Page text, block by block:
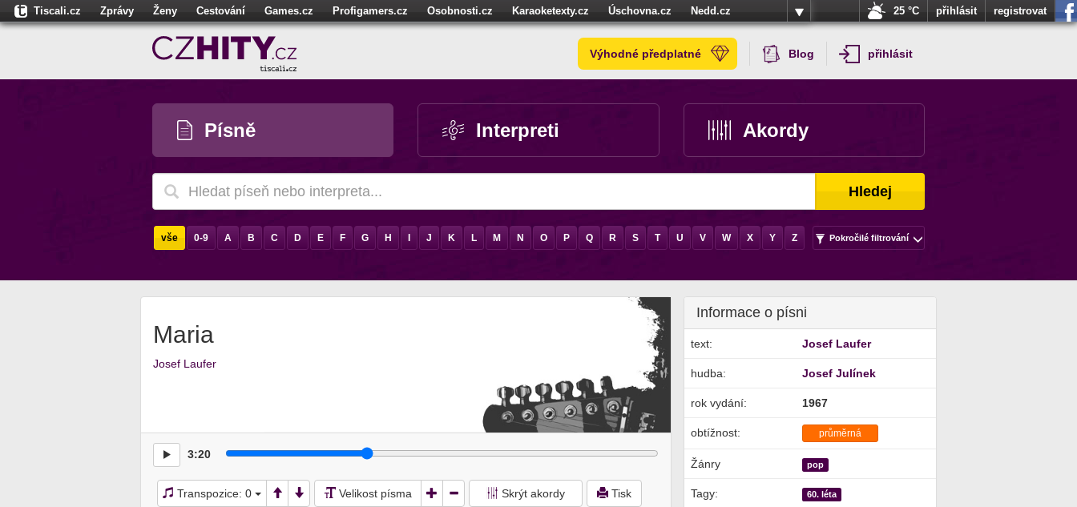
Tiscali.cz Zprávy Ženy Cestování Games.cz Profigamers.cz Osobnosti.cz Karaoketexty.cz Úschovna.cz
Nedd.cz
Sport Dokina.cz CZhity.cz
25 °C přihlásit registrovat
Výhodné předplatné Blog přihlásit
Písně Interpreti Akordy
Hledej
vše 0-9 A B C D E F G H J K L M N O P Q R S T U V W X Y Z Pokročilé filtrování
Maria
Josef Laufer
3:20
Transpozice: 0 Velikost písma Skrýt akordy Tisk
Informace o písni
text: Josef Laufer
hudba: Josef Julínek
rok vydání: 1967
obtížnost: průměrná
Žánry pop
Tagy: 60. léta